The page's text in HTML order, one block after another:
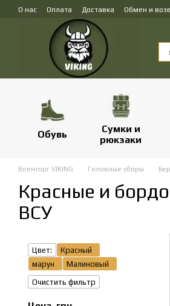
Перейти к основному контенту
О нас Оплата Доставка Обмен и
Обувь
Сумки и
рюкзаки
Военторг VIKING Головные уборы
Красные и
ВСУ
Цвет:
Красный
марун
Малиновый
Очистить фильтр